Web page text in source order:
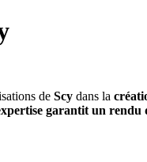
de Scy dans la
garantit un rendu